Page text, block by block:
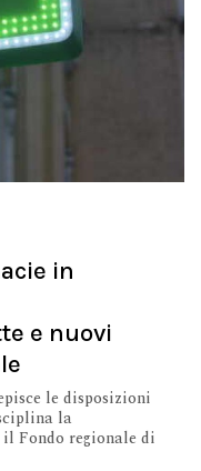
in
e nuovi
le disposizioni
la
Fondo regionale di